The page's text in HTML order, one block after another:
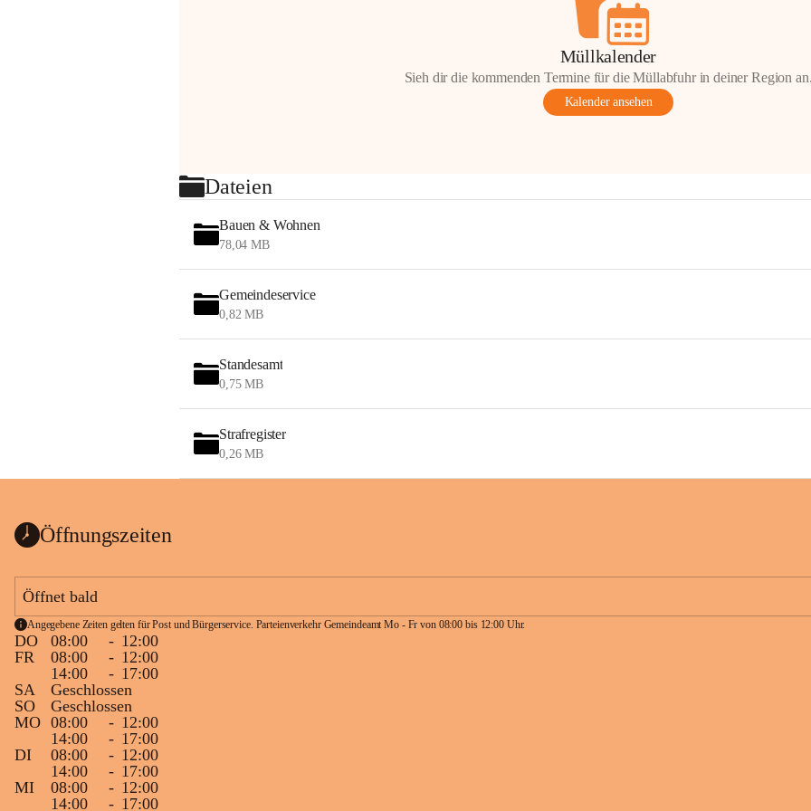
Müllkalender
Sieh dir die kommenden Termine für die Müllabfuhr in deiner Region
Kalender ansehen
Dateien
Bauen & Wohnen
78,04 MB
Gemeindeservice
0,82 MB
Standesamt
0,75 MB
Strafregister
0,26 MB
Öffnungszeiten
Öffnet bald
Angegebene Zeiten gelten für Post und Bürgerservice. Parteienverkehr Gemeindeamt Mo - Fr von 08:00 bis 12:00 Uhr.
DO 08:00 - 12:00
FR
08:00 - 12:00
14:00
- 17:00
SA
Geschlossen
SO
Geschlossen
MO 08:00 - 12:00
14:00
- 17:00
DI
08:00 - 12:00
14:00
- 17:00
MI
08:00 - 12:00
14:00
- 17:00